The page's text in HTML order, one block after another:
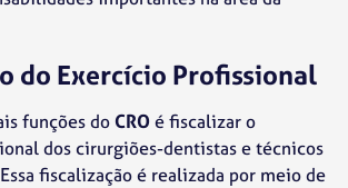
do Exercício Profissional
funções doCROé fiscalizar o
dos cirurgiões-dentistas e técnicos
fiscalização é realizada por meio de